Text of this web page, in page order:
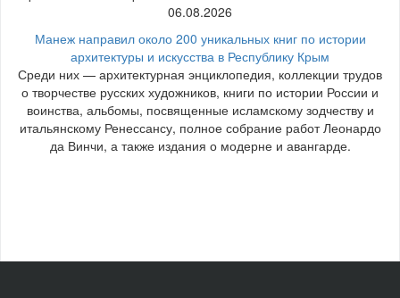
06.08.2026
Манеж направил около 200 уникальных книг по истории
архитектуры и искусства в Республику Крым
Среди них — архитектурная энциклопедия, коллекции трудов
о творчестве русских художников, книги по истории России и
воинства, альбомы, посвященные исламскому зодчеству и
итальянскому Ренессансу, полное собрание работ Леонардо
да Винчи, а также издания о модерне и авангарде.